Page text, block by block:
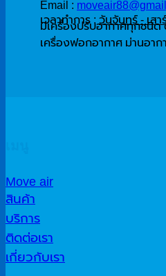
Email :
เวลาทำการ : วันจันทร์ - เสา
มีเครื่องปรับอากาศทุกชนิ
เครื่องฟอกอากาศ ม่านอาก
Move air
สินค้า
บริการ
ติดต่อเรา
เกี่ยวกับเรา